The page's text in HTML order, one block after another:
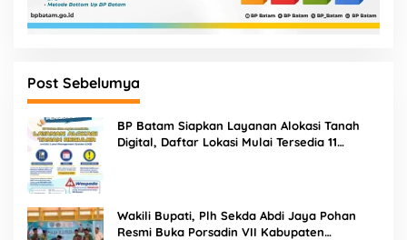
Post Sebelumya
BP Batam Siapkan Layanan Alokasi Tanah
Digital, Daftar Lokasi Mulai Tersedia 11
Wakili Bupati, Plh Sekda Abdi Jaya Pohan
Resmi Buka Porsadin VII Kabupaten